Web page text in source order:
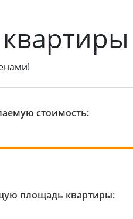
стоимость:
площадь квартиры: